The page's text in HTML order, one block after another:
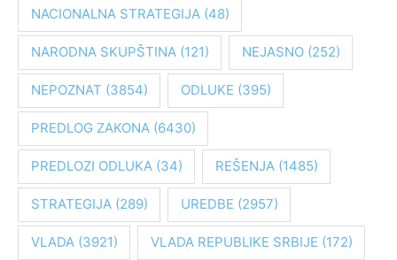
z
NACIONALNA STRATEGIJA(48)
NARODNA SKUPŠTINA(121) NEJASNO(252)
NEPOZNAT (3854) ODLUKE (395)
PREDLOG ZAKONA(6430)
PREDLOZI ODLUKA(34) REŠENJA(1485)
STRATEGIJA(289) UREDBE (2957)
VLADA(3921) VLADA REPUBLIKE SRBIJE (172)